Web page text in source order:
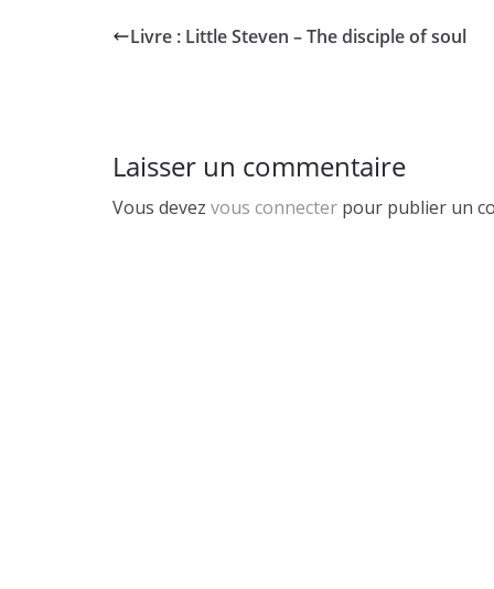
n
g
Livre : Little Steven – The disciple of soul
Laisser un commentaire
Vous devez vous connecter pour publier un